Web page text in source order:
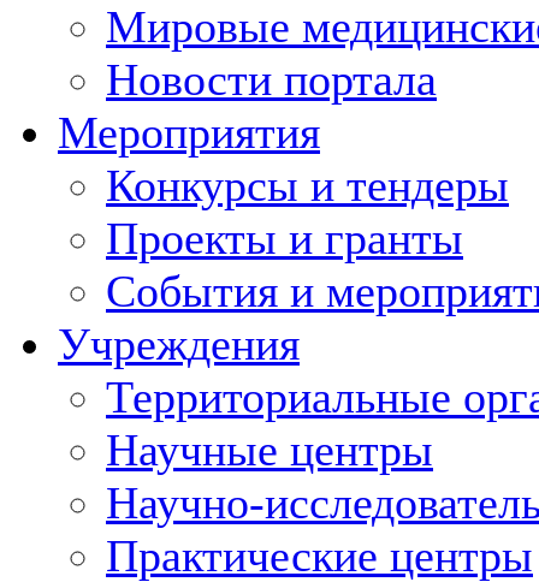
Мировые
Новости портала
Мероприятия
Конкурсы и тендеры
Проекты и гранты
События и
Учреждения
Территориальные
Научные центры
Научно-
Практические центры